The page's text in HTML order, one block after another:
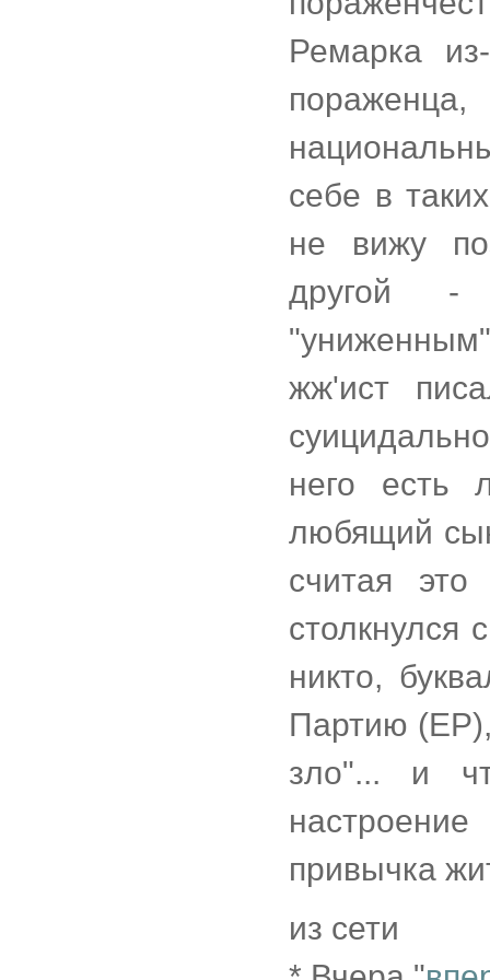
Ремарка
себе в
не вижу
другой -
жж'ист
него есть
любящий
считая
столкнулся
никто,
Партию
зло"... и
привычка
из сети